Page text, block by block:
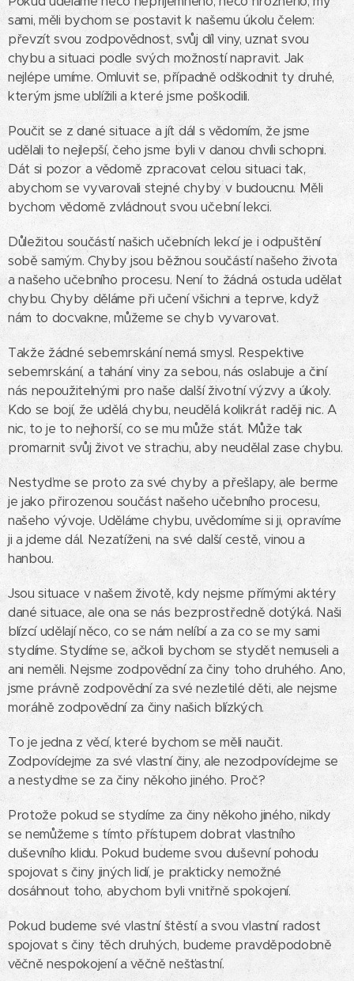
sami, měli bychom se postavit k našemu úkolu čelem:
převzít svou zodpovědnost, svůj díl viny, uznat svou
chybu a situaci podle svých možností napravit. Jak
nejlépe umíme. Omluvit se, případně odškodnit ty druhé,
kterým jsme ublížili a které jsme poškodili.
Poučit se z dané situace a jít dál s vědomím, že jsme
udělali to nejlepší, čeho jsme byli v danou chvíli schopni.
Dát si pozor a vědomě zpracovat celou situaci tak,
abychom se vyvarovali stejné chyby v budoucnu. Měli
bychom vědomě zvládnout svou učební lekci.
Důležitou součástí našich učebních lekcí je i odpuštění
sobě samým. Chyby jsou běžnou součástí našeho života
a našeho učebního procesu. Není to žádná ostuda udělat
chybu. Chyby děláme při učení všichni a teprve, když
nám to docvakne, můžeme se chyb vyvarovat.
Takže žádné sebemrskání nemá smysl. Respektive
sebemrskání, a tahání viny za sebou, nás oslabuje a činí
nás nepoužitelnými pro naše další životní výzvy a úkoly.
Kdo se bojí, že udělá chybu, neudělá kolikrát raději nic. A
nic, to je to nejhorší, co se mu může stát. Může tak
promarnit svůj život ve strachu, aby neudělal zase chybu.
Nestyďme se proto za své chyby a přešlapy, ale berme
je jako přirozenou součást našeho učebního procesu,
našeho vývoje. Uděláme chybu, uvědomíme si ji, opravíme
ji a jdeme dál. Nezatíženi, na své další cestě, vinou a
hanbou.
Jsou situace v našem životě, kdy nejsme přímými aktéry
dané situace, ale ona se nás bezprostředně dotýká. Naši
blízcí udělají něco, co se nám nelíbí a za co se my sami
stydíme. Stydíme se, ačkoli bychom se stydět nemuseli a
ani neměli. Nejsme zodpovědní za činy toho druhého. Ano,
jsme právně zodpovědní za své nezletilé děti, ale nejsme
morálně zodpovědní za činy našich blízkých.
To je jedna z věcí, které bychom se měli naučit.
Zodpovídejme za své vlastní činy, ale nezodpovídejme se
a nestyďme se za činy někoho jiného. Proč?
Protože pokud se stydíme za činy někoho jiného, nikdy
se nemůžeme s tímto přístupem dobrat vlastního
duševního klidu. Pokud budeme svou duševní pohodu
spojovat s činy jiných lidí, je prakticky nemožné
dosáhnout toho, abychom byli vnitřně spokojení.
Pokud budeme své vlastní štěstí a svou vlastní radost
spojovat s činy těch druhých, budeme pravděpodobně
věčně nespokojení a věčně nešťastní.